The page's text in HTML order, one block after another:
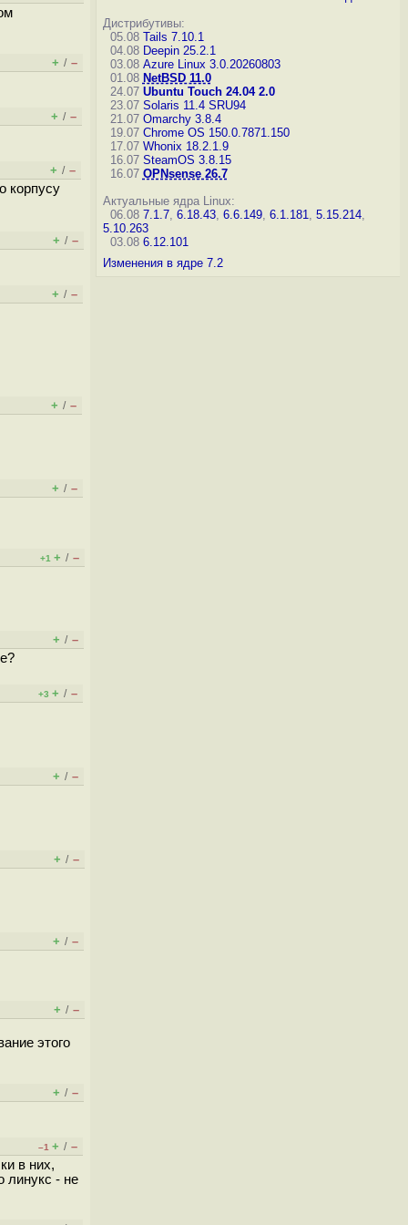
+ / –
+ / –
+ / –
корпусу
+ / –
+ / –
+ / –
+ / –
+1 + / –
+ / –
+3 + / –
+ / –
+ / –
+ / –
+ / –
этого
+ / –
–1 + / –
в них,
линукс - не
Дистрибутивы:
05.08 Tails 7.10.1
04.08 Deepin 25.2.1
03.08 Azure Linux 3.0.20260803
01.08 NetBSD 11.0
24.07 Ubuntu Touch 24.04 2.0
23.07 Solaris 11.4 SRU94
21.07 Omarchy 3.8.4
19.07 Chrome OS 150.0.7871.150
17.07 Whonix 18.2.1.9
16.07 SteamOS 3.8.15
16.07 OPNsense 26.7
Актуальные ядра Linux:
06.08 7.1.7, 6.18.43, 6.6.149, 6.1.181, 5.15.214,
5.10.263
03.08 6.12.101
Изменения в ядре 7.2